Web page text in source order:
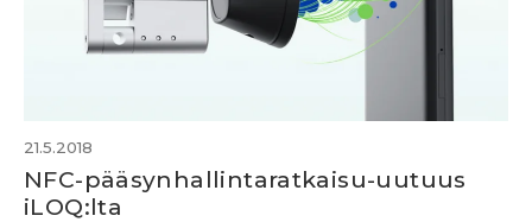
21.5.2018
NFC-pääsynhallintaratkaisu-uutuus
iLOQ:lta